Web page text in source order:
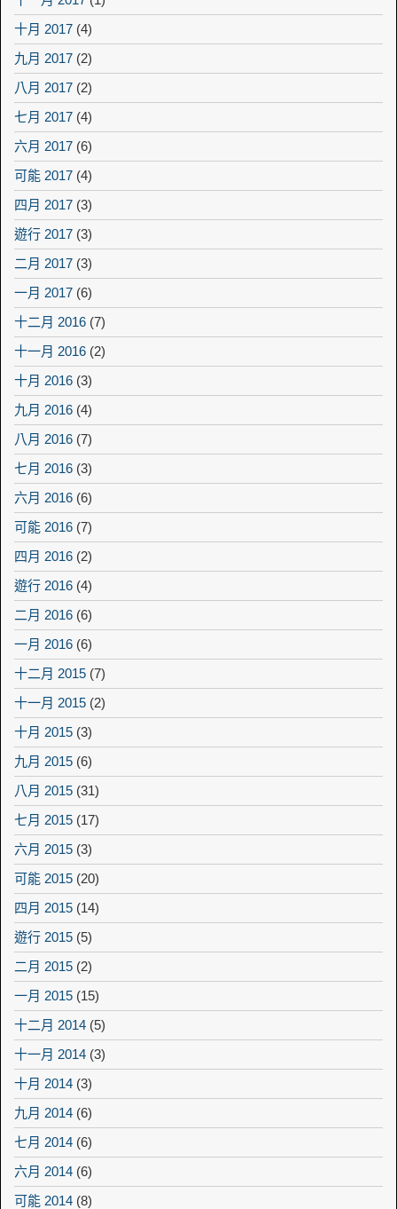
十月 2017 (4)
九月 2017 (2)
八月 2017 (2)
七月 2017 (4)
六月 2017 (6)
可能 2017 (4)
四月 2017 (3)
遊行 2017 (3)
二月 2017 (3)
一月 2017 (6)
十二月 2016 (7)
十一月 2016 (2)
十月 2016 (3)
九月 2016 (4)
八月 2016 (7)
七月 2016 (3)
六月 2016 (6)
可能 2016 (7)
四月 2016 (2)
遊行 2016 (4)
二月 2016 (6)
一月 2016 (6)
十二月 2015 (7)
十一月 2015 (2)
十月 2015 (3)
九月 2015 (6)
八月 2015 (31)
七月 2015 (17)
六月 2015 (3)
可能 2015 (20)
四月 2015 (14)
遊行 2015 (5)
二月 2015 (2)
一月 2015 (15)
十二月 2014 (5)
十一月 2014 (3)
十月 2014 (3)
九月 2014 (6)
七月 2014 (6)
六月 2014 (6)
可能 2014 (8)